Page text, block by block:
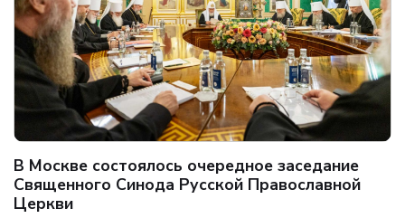
В Москве состоялось очередное заседание
Священного Синода Русской Православной
Церкви